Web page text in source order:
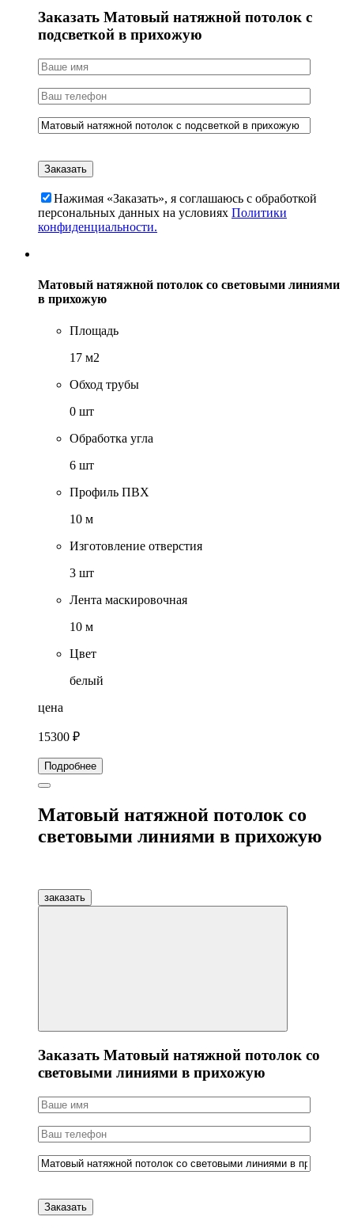
Заказать Матовый натяжной потолок с
подсветкой в прихожую
Нажимая «Заказать», я соглашаюсь c обработкой
персональных данных на условиях Политики
конфиденциальности.
Матовый натяжной потолок со световыми линиями
в прихожую
Площадь
17 м2
Обход трубы
0 шт
Обработка угла
6 шт
Профиль ПВХ
10 м
Изготовление отверстия
3 шт
Лента маскировочная
10 м
Цвет
белый
цена
15300 ₽
Подробнее
Матовый натяжной потолок со
световыми линиями в прихожую
заказать
Заказать Матовый натяжной потолок со
световыми линиями в прихожую